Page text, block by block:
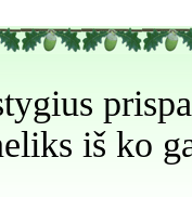
iš ko